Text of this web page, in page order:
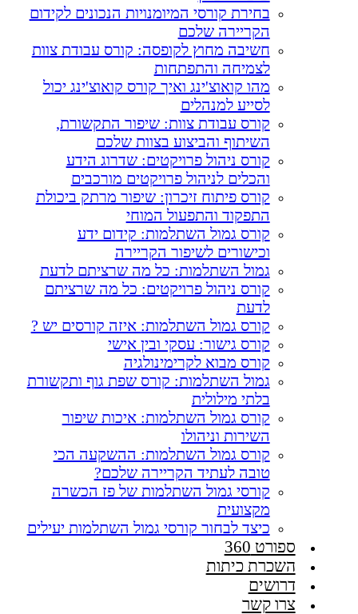
בחירת קורסי המיומנויות הנכונים לקידום
הקריירה שלכם
חשיבה מחוץ לקופסה: קורס עבודת צוות
לצמיחה והתפתחות
מהו קואוצ'ינג ואיך קורס קואוצ'ינג יכול
לסייע למנהלים
קורס עבודת צוות: שיפור התקשורת,
השיתוף והביצוע בצוות שלכם
קורס ניהול פרויקטים: שדרוג הידע
והכלים לניהול פרויקטים מורכבים
קורס פיתוח זיכרון: שיפור מרתק ביכולת
התפקוד והתפעול המוחי
קורס גמול השתלמות: קידום ידע
וכישורים לשיפור הקריירה
גמול השתלמות: כל מה שרציתם לדעת
קורס ניהול פרויקטים: כל מה שרציתם
לדעת
קורס גמול השתלמות: איזה קורסים יש ?
קורס גישור: עסקי ובין אישי
קורס מבוא לקרימינולגיה
גמול השתלמות: קורס שפת גוף ותקשורת
בלתי מילולית
קורס גמול השתלמות: איכות שיפור
השירות וניהולו
קורס גמול השתלמות: ההשקעה הכי
טובה לעתיד הקריירה שלכם?
קורסי גמול השתלמות של פז הכשרה
מקצועית
כיצד לבחור קורסי גמול השתלמות יעילים
ספורט 360
השכרת כיתות
דרושים
צרו קשר